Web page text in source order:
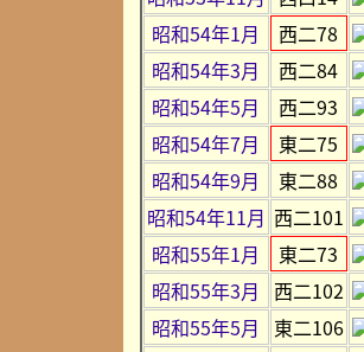
昭和54年1月
西二78
昭和54年3月
西二84
昭和54年5月
西二93
昭和54年7月
東二75
昭和54年9月
東二88
昭和54年11月 西二101
昭和55年1月
東二73
昭和55年3月
西二102
昭和55年5月
東二106